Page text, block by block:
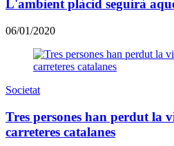
L'ambient plàcid seguirà
06/01/2020
Societat
Tres persones han perdut la
carreteres catalanes